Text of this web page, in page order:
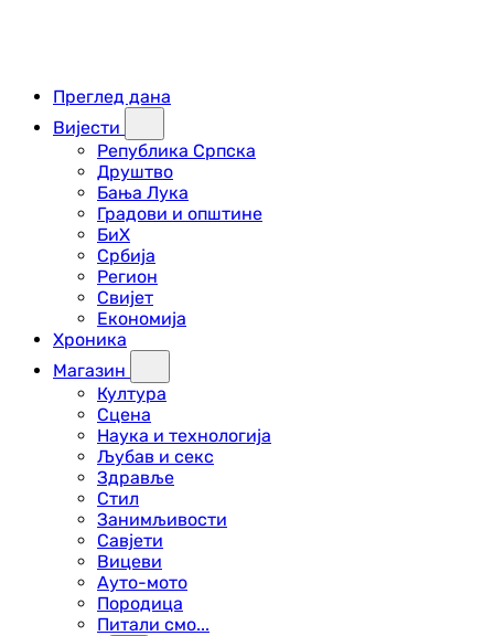
Преглед дана
Вијести
Република Српска
Друштво
Бања Лука
Градови и општине
БиХ
Србија
Регион
Свијет
Економија
Хроника
Магазин
Култура
Сцена
Наука и технологија
Љубав и секс
Здравље
Стил
Занимљивости
Савјети
Вицеви
Ауто-мото
Породица
Питали смо...